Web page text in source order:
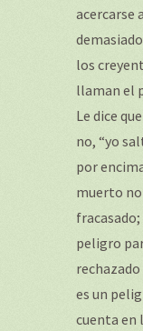
acercarse
los
llaman el
Le dice
no, “yo
por
muerto no
fracasado;
peligro
es un
cuenta en